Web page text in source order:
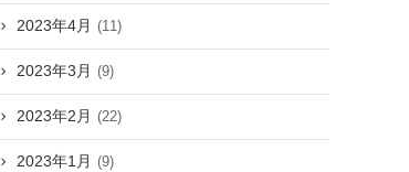
2023年4月 (11)
2023年3月 (9)
2023年2月 (22)
2023年1月 (9)